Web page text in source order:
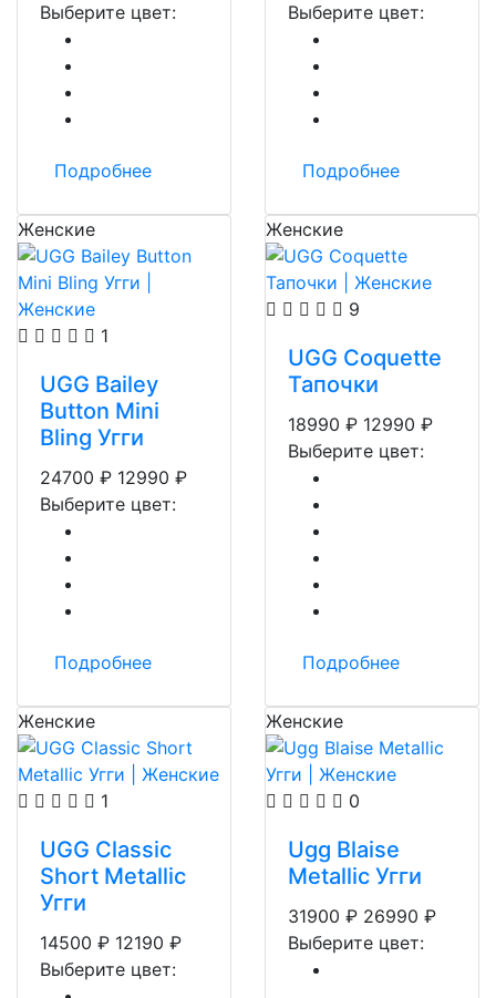
Выберите цвет:
Подробнее
Выберите цвет:
Подробнее
Женские
1
UGG Bailey
Button Mini
Bling Угги
24700 ₽ 12990 ₽
Выберите цвет:
Подробнее
Женские
9
UGG Coquette
Тапочки
18990 ₽ 12990 ₽
Выберите цвет:
Подробнее
Женские
1
UGG Classic
Short Metallic
Угги
14500 ₽ 12190 ₽
Выберите цвет:
Женские
0
Ugg Blaise
Metallic Угги
31900 ₽ 26990 ₽
Выберите цвет: